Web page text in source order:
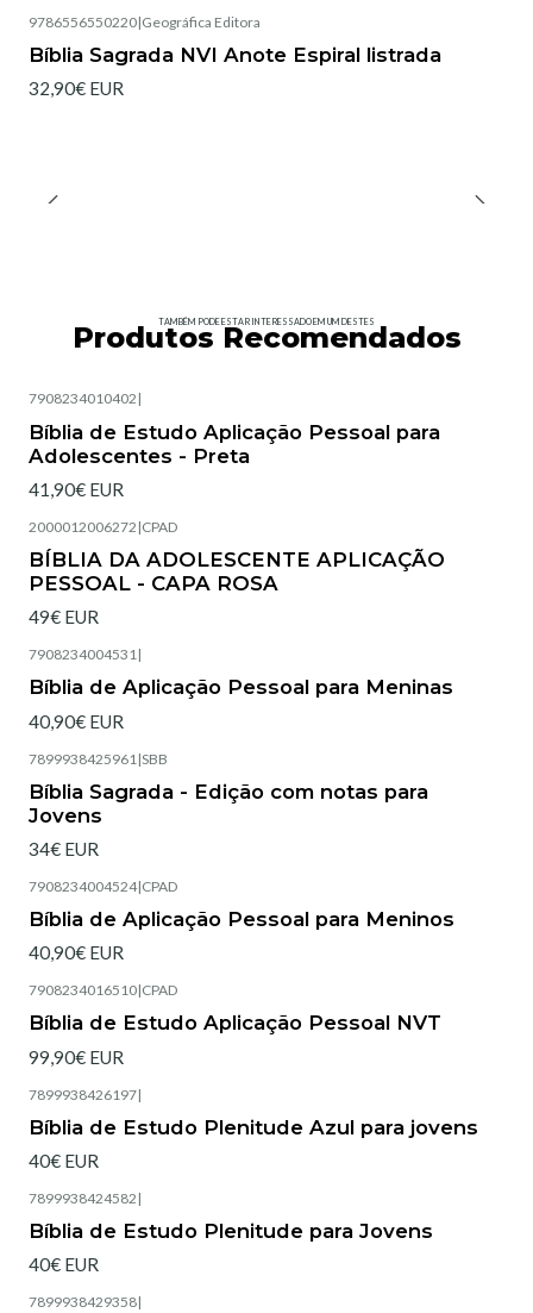
9786556550220|Geográfica Editora
Bíblia Sagrada NVI Anote Espiral listrada
32,90€ EUR
TAMBÉM PODE ESTAR INTERESSADO EM UM DESTES
Produtos Recomendados
7908234010402 |
Bíblia de Estudo Aplicação Pessoal para
Adolescentes - Preta
41,90€ EUR
2000012006272 |CPAD
BÍBLIA DA ADOLESCENTE APLICAÇÃO
PESSOAL - CAPA ROSA
49€ EUR
7908234004531|
Bíblia de Aplicação Pessoal para Meninas
40,90€ EUR
7899938425961 |SBB
Bíblia Sagrada - Edição com notas para
Jovens
34€ EUR
7908234004524|CPAD
Bíblia de Aplicação Pessoal para Meninos
40,90€ EUR
7908234016510|CPAD
Bíblia de Estudo Aplicação Pessoal NVT
99,90€ EUR
7899938426197|
Bíblia de Estudo Plenitude Azul para jovens
40€ EUR
7899938424582 |
Bíblia de Estudo Plenitude para Jovens
40€ EUR
7899938429358|